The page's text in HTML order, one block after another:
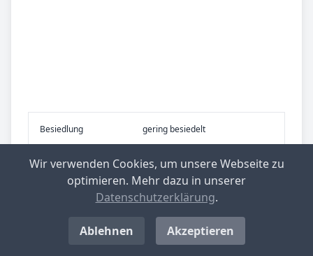
Be­sied­lung gering besiedelt
Be­lieb­te Rei­se­zie­le Magdeburg, Elbe-Börde-Heide
Top-­Ge­mein­den mit nied­rig­stem Ge­
wer­be­steu­er­he­be­satz in Deutsch­
Wir verwenden Cookies, um unsere Webseite zu
optimieren. Mehr dazu in unserer
Datenschutzerklärung.
Ablehnen Akzeptieren